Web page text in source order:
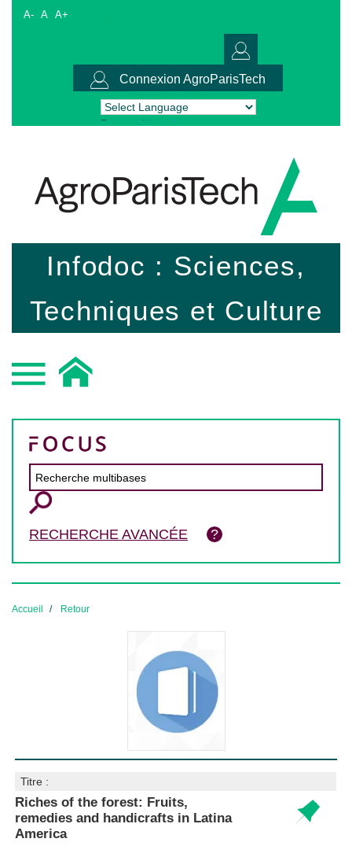
A- A A+
Connexion AgroParisTech
Powered by Translate
Infodoc : Sciences,
Techniques et Culture
RECHERCHE AVANCÉE
Accueil Retour
Titre :
Riches of the forest: Fruits,
remedies and handicrafts in Latina
America